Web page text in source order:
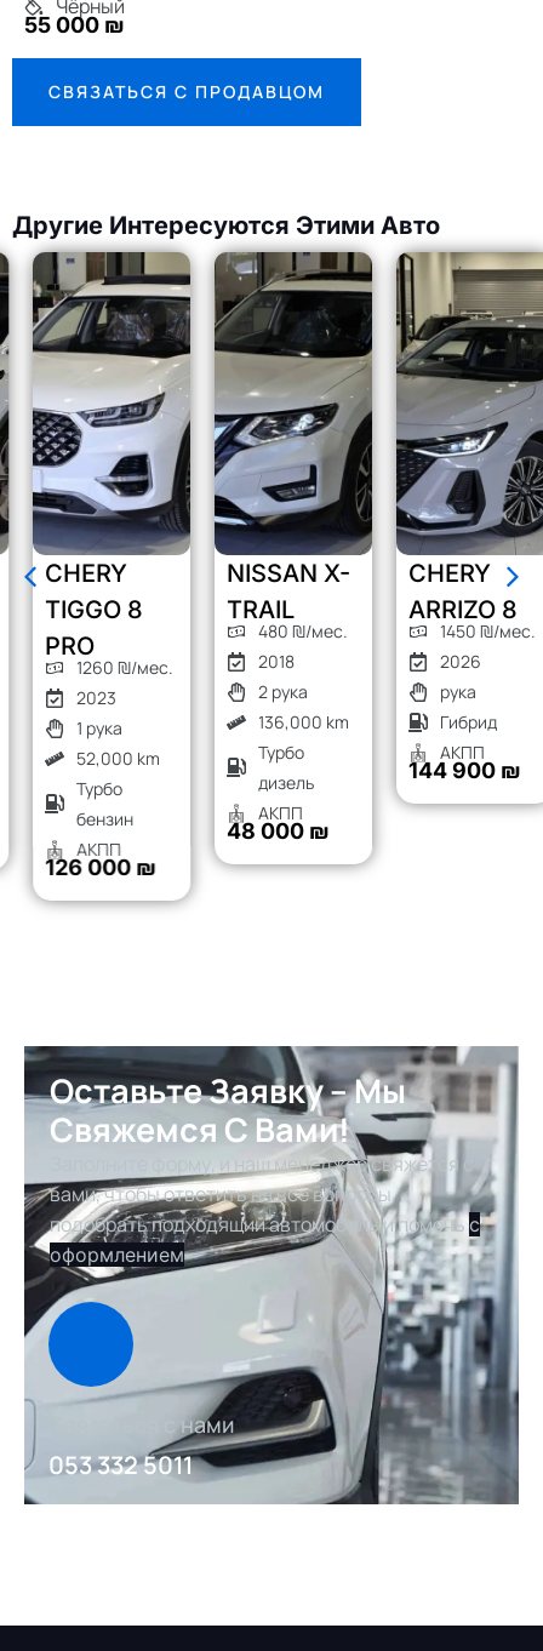
Чёрный
55 000 ₪
СВЯЗАТЬСЯ С ПРОДАВЦОМ
Другие Интересуются Этими Авто
CHERY
TIGGO 8
PRO
1260 ₪/мес.
2023
1 рука
52,000 km
Турбо
бензин
АКПП
126 000 ₪
NISSAN X-
TRAIL
480 ₪/мес.
2018
2 рука
136,000 km
Турбо
дизель
АКПП
48 000 ₪
CHERY
ARRIZO 8
1450 ₪/мес.
2026
рука
Гибрид
АКПП
144 900 ₪
Оставьте Заявку – Мы
Свяжемся С Вами!
Заполните форму, и наш менеджер свяжется с
вами, чтобы ответить на все вопросы,
подобрать подходящий автомобиль и помочьс
оформлением
Связаться с нами
053 332 5011